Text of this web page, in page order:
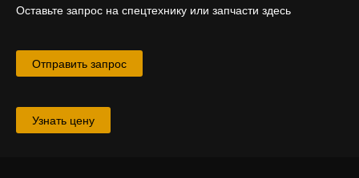
Оставьте запрос на спецтехнику или запчасти здесь
Отправить запрос
Узнать цену